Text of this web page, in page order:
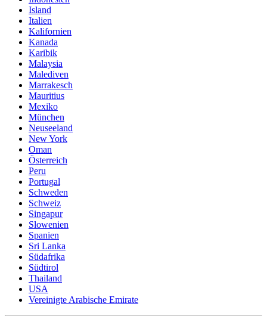
Island
Italien
Kalifornien
Kanada
Karibik
Malaysia
Malediven
Marrakesch
Mauritius
Mexiko
München
Neuseeland
New York
Oman
Österreich
Peru
Portugal
Schweden
Schweiz
Singapur
Slowenien
Spanien
Sri Lanka
Südafrika
Südtirol
Thailand
USA
Vereinigte Arabische Emirate